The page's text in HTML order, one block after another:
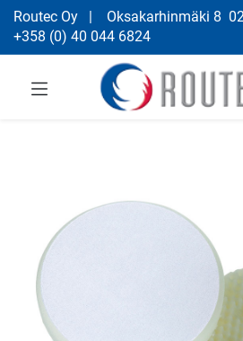
Routec Oy | Oksakarhinmäki 8
+358 (0) 40 044 6824